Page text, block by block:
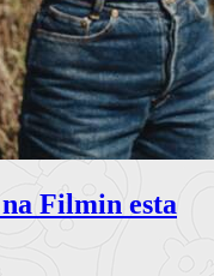
Filmin esta